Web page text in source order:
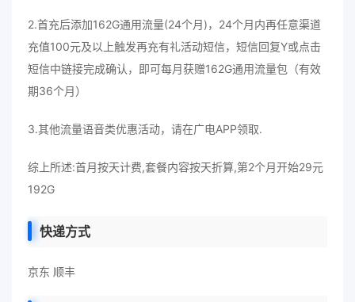
2.首充后添加162G通用流量(24个月)，24个月内再任意渠道
充值100元及以上触发再充有礼活动短信，短信回复Y或点击
短信中链接完成确认，即可每月获赠162G通用流量包（有效
期36个月）
3.其他流量语音类优惠活动，请在广电APP领取.
综上所述:首月按天计费,套餐内容按天折算,第2个月开始29元
192G
快递方式
京东 顺丰